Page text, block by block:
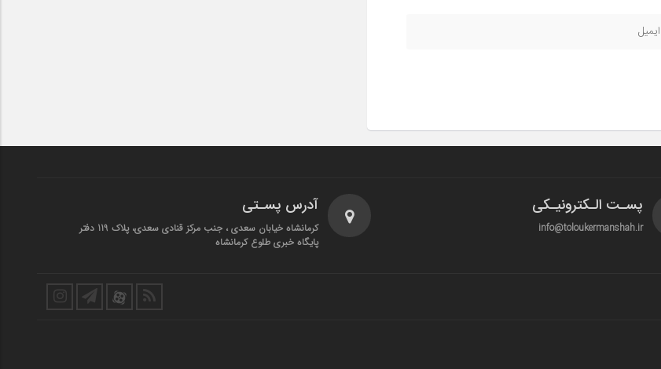
پسـت الـکترونیـکی
info@toloukermanshah.ir
آدرس پسـتی
کرمانشاه خیابان سعدی ، جنب مرکز قنادی سعدی، پلاک 119 دفتر
پایگاه خبری طلوع کرمانشاه